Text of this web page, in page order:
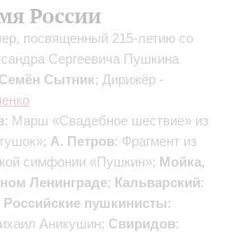
России
посвященный 215-летию со
Сергеевича Пушкина
Семён Сытник; Дирижёр -
: Марш «Свадебное шествие» из
А. Петров: Фрагмент из
симфонии «Пушкин»; Мойка,
Ленинграде; Кальварский:
Российские пушкинисты:
Аникушин; Свиридов: